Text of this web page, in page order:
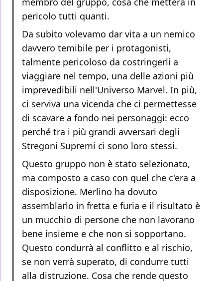
pericolo tutti quanti.
Da subito volevamo dar vita a un nemico
davvero temibile per i protagonisti,
talmente pericoloso da costringerli a
viaggiare nel tempo, una delle azioni più
imprevedibili nell'Universo Marvel. In più,
ci serviva una vicenda che ci permettesse
di scavare a fondo nei personaggi: ecco
perché tra i più grandi avversari degli
Stregoni Supremi ci sono loro stessi.
Questo gruppo non è stato selezionato,
ma composto a caso con quel che c'era a
disposizione. Merlino ha dovuto
assemblarlo in fretta e furia e il risultato è
un mucchio di persone che non lavorano
bene insieme e che non si sopportano.
Questo condurrà al conflitto e al rischio,
se non verrà superato, di condurre tutti
alla distruzione. Cosa che rende questo